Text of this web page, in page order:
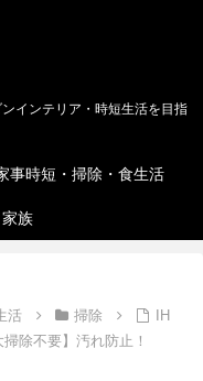
インテリア・時短生活を目指
事時短・掃除・食生活
族
活 掃除
IH
除不要】汚れ防止！